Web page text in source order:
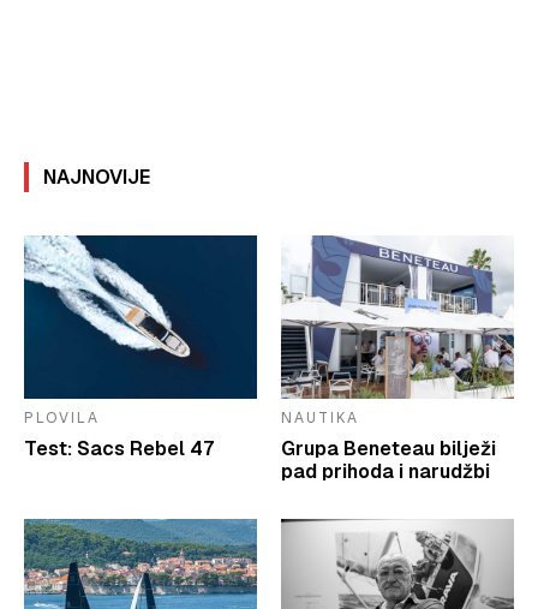
NAJNOVIJE
PLOVILA
Test: Sacs Rebel 47
NAUTIKA
Grupa Beneteau bilježi
pad prihoda i narudžbi